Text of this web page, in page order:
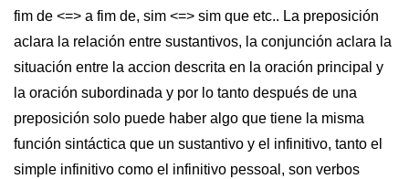
fim de <=> a fim de, sim <=> sim que etc.. La preposición
aclara la relación entre sustantivos, la conjunción aclara la
situación entre la accion descrita en la oración principal y
la oración subordinada y por lo tanto después de una
preposición solo puede haber algo que tiene la misma
función sintáctica que un sustantivo y el infinitivo, tanto el
simple infinitivo como el infinitivo pessoal, son verbos